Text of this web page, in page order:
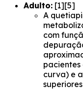
Adulto: [1][5]
A
com
pacientes
curva) e